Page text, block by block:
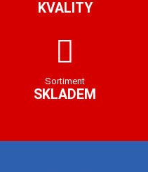
KVALITY
Sortiment
SKLADEM